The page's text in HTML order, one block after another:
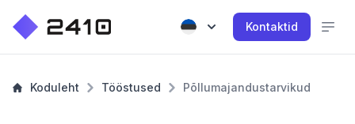
Kontaktid
Koduleht Tööstused Põllumajandustarvikud